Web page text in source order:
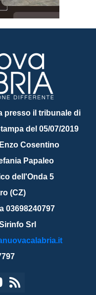
presso il tribunale di
del 05/07/2019
Cosentino
Papaleo
dell'Onda 5
(CZ)
03698240797
Srl